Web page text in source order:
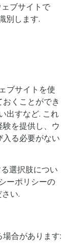
ブサイトで
別します.
ブサイトを使
くことができ
出すなど. これ
を提供し、ウ
る必要がない
選択肢につい
ーポリシーの
い.
合があります: